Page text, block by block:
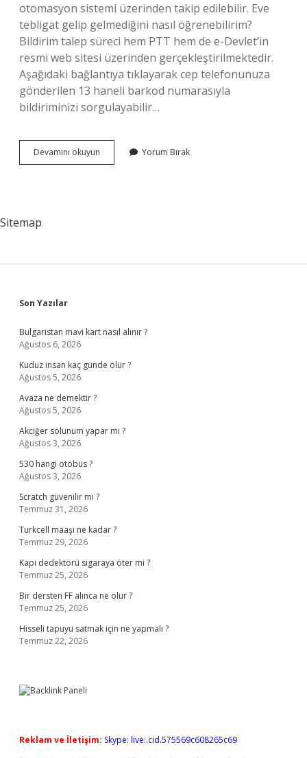
otomasyon sistemi üzerinden takip edilebilir. Eve
tebligat gelip gelmediğini nasıl öğrenebilirim?
Bildirim talep süreci hem PTT hem de e-Devlet’in
resmi web sitesi üzerinden gerçekleştirilmektedir.
Aşağıdaki bağlantıya tıklayarak cep telefonunuza
gönderilen 13 haneli barkod numarasıyla
bildiriminizi sorgulayabilir…
Devamını okuyun
Tebligat
Yorum Bırak
Sitemap
Sidebar
Son Yazılar
Bulgaristan mavi kart nasıl alınır ?
Ağustos 6, 2026
Kuduz insan kaç günde ölür ?
Ağustos 5, 2026
Avaza ne demektir ?
Ağustos 5, 2026
Akciğer solunum yapar mı ?
Ağustos 3, 2026
530 hangi otobüs ?
Ağustos 3, 2026
Scratch güvenilir mi ?
Temmuz 31, 2026
Turkcell maaşı ne kadar ?
Temmuz 29, 2026
Kapı dedektörü sigaraya öter mi ?
Temmuz 25, 2026
Bir dersten FF alınca ne olur ?
Temmuz 25, 2026
Hisseli tapuyu satmak için ne yapmalı ?
Temmuz 22, 2026
Reklam ve İletişim: Skype: live:.cid.575569c608265c69